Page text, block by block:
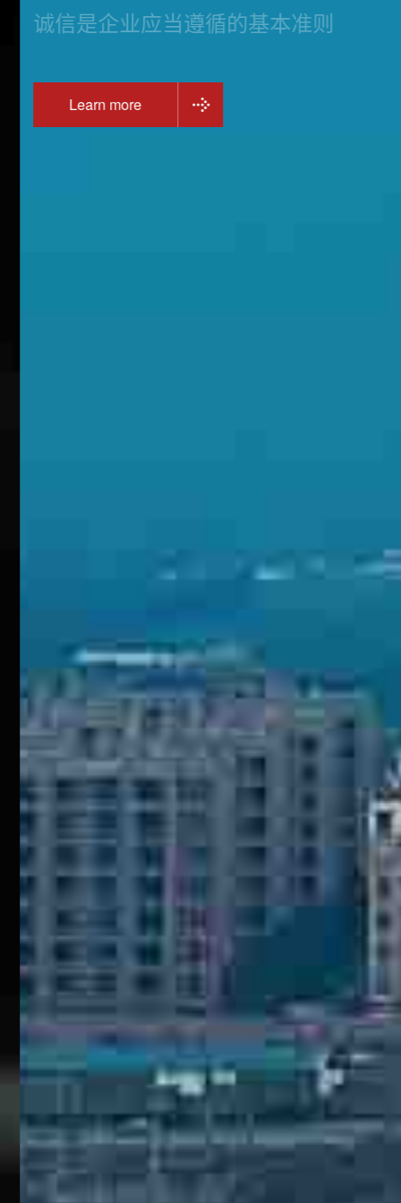
诚信是企业应当遵循的基本准则
Learn more